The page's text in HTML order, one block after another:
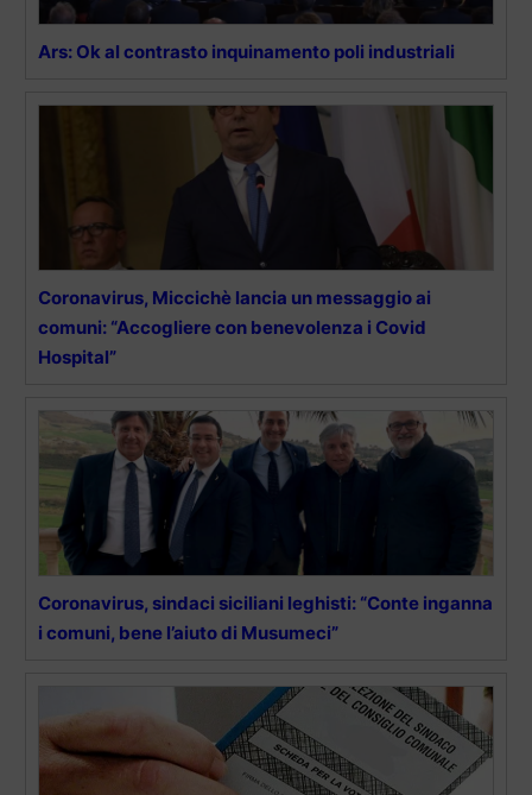
Ars: Ok al contrasto inquinamento poli industriali
Coronavirus, Miccichè lancia un messaggio ai
comuni: “Accogliere con benevolenza i Covid
Hospital”
Coronavirus, sindaci siciliani leghisti: “Conte inganna
i comuni, bene l’aiuto di Musumeci”